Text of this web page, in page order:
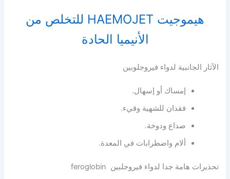
هيموجيت HAEMOJET للتخلص من
الأنيميا الحادة
الآثار الجانبية لدواء فيروجلوبين
إمساك أو إسهال.
فقدان للشهية وقيء.
صداع ودوخة.
ألام واضطرابات في المعدة.
تحذيرات هامة جدا لدواء فيروجلبين feroglobin